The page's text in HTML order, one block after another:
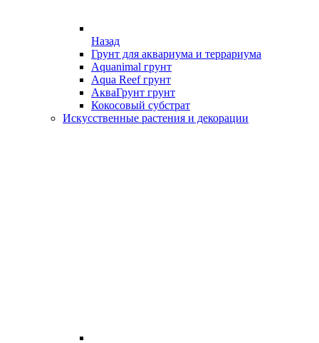
Назад
Грунт для аквариума и террариума
Aquanimal грунт
Aqua Reef грунт
АкваГрунт грунт
Кокосовый субстрат
Искусственные растения и декорации